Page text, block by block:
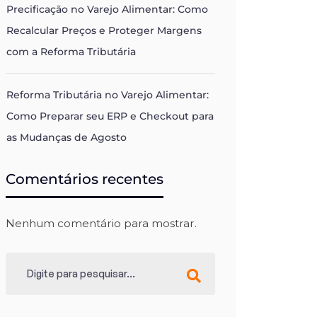
Precificação no Varejo Alimentar: Como
Recalcular Preços e Proteger Margens
com a Reforma Tributária
Reforma Tributária no Varejo Alimentar:
Como Preparar seu ERP e Checkout para
as Mudanças de Agosto
Comentários recentes
Nenhum comentário para mostrar.